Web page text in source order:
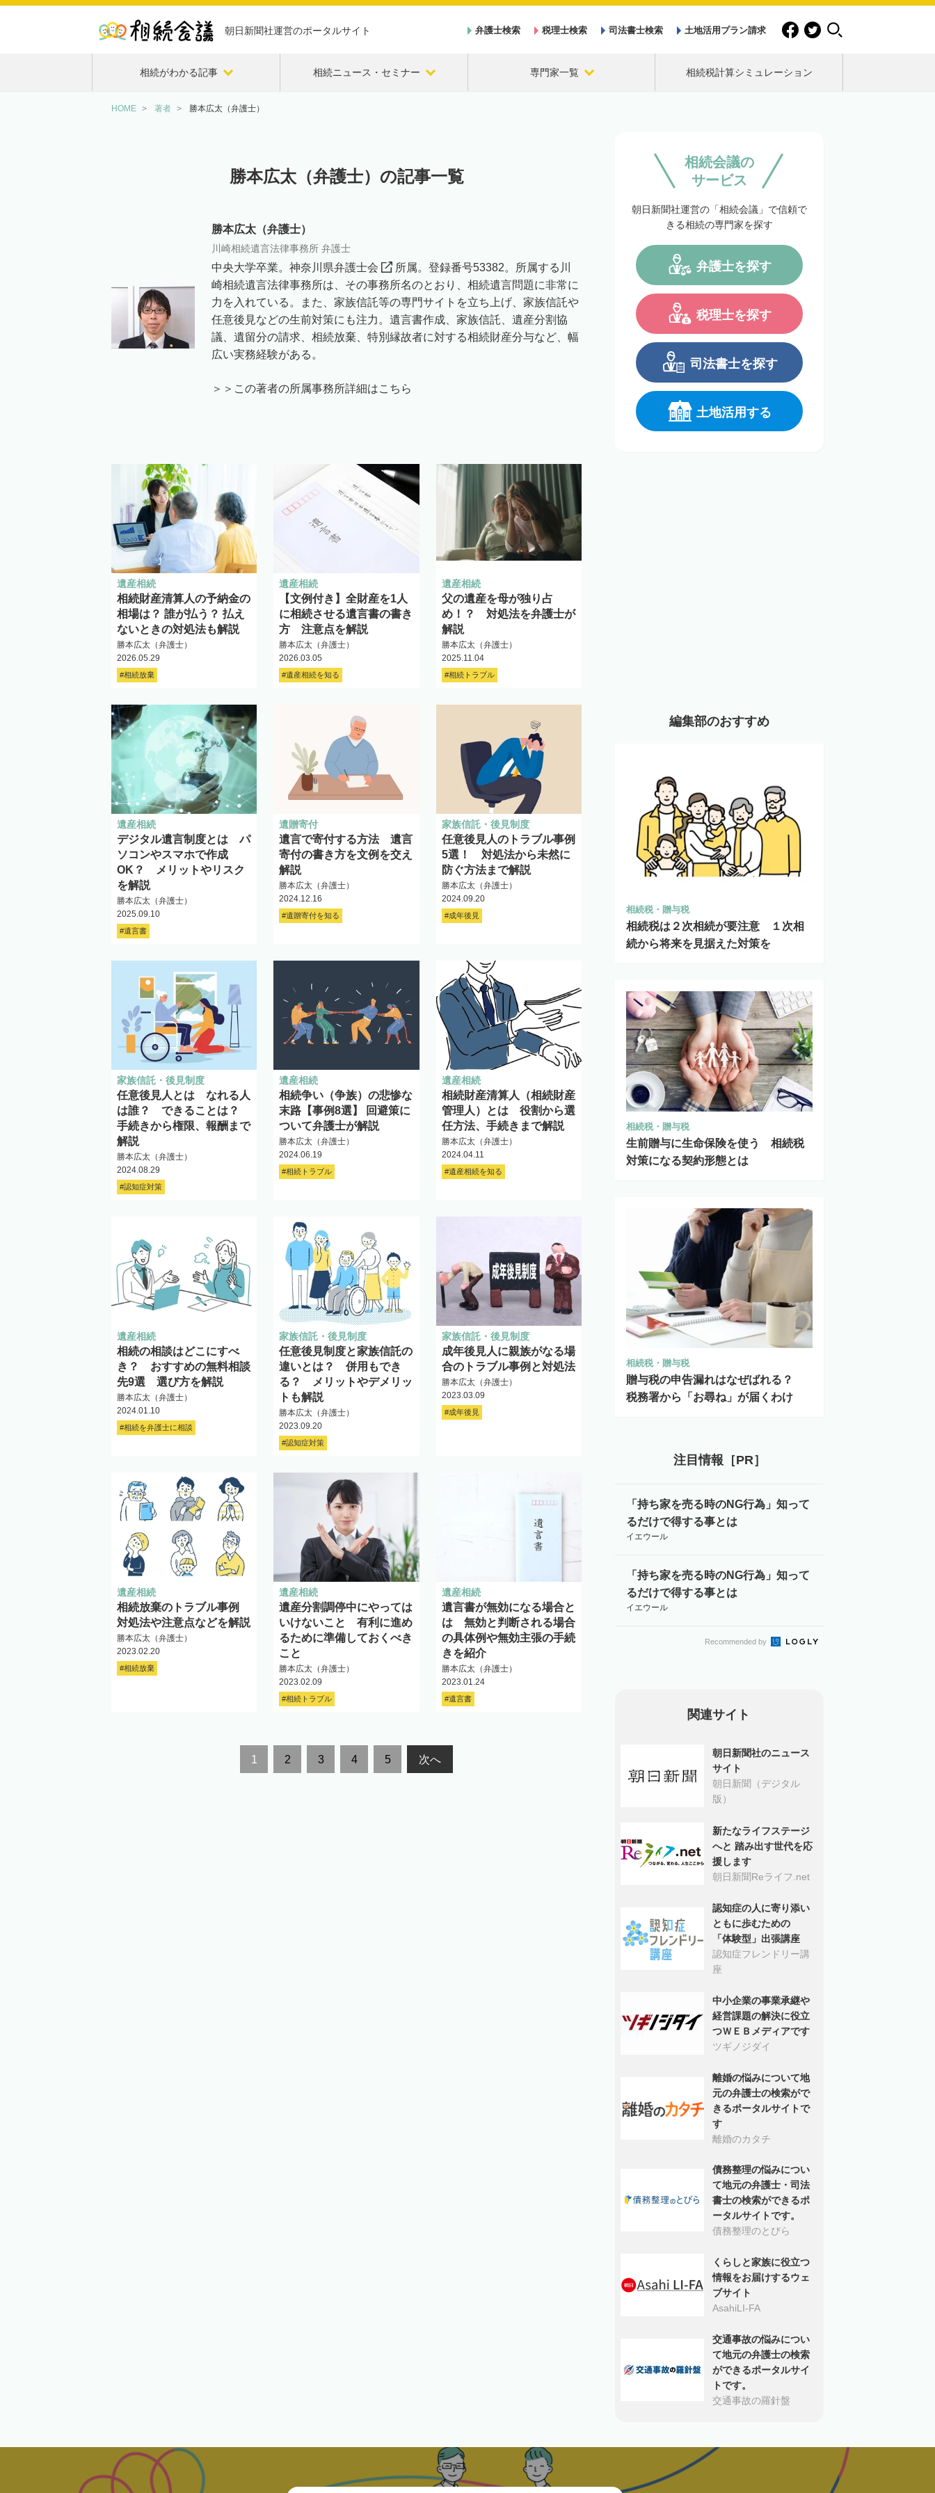
朝日新聞社運営のポータルサイト 弁護士検索 税理士検索 司法書士検索 土地活用プラン請求
相続がわかる記事 相続ニュース・セミナー 専門家一覧 相続税計算シミュレーション
HOME 著者 勝本広太（弁護士）
勝本広太（弁護士）の記事一覧
勝本広太（弁護士）
川崎相続遺言法律事務所 弁護士
中央大学卒業。 神奈川県弁護士会
所属。登録番号53382。所属する川
崎相続遺言法律事務所は、その事務所名のとおり、相続遺言問題に非常に
力を入れている。また、家族信託等の専門サイトを立ち上げ、家族信託や
任意後見などの生前対策にも注力。遺言書作成、家族信託、遺産分割協
議、遺留分の請求、相続放棄、特別縁故者に対する相続財産分与など、幅
広い実務経験がある。
＞＞この著者の所属事務所詳細はこちら
遺産相続
相続財産清算人の予納金の
相場は？ 誰が払う？ 払え
ないときの対処法も解説
勝本広太（弁護士）
2026.05.29
#相続放棄
遺産相続
【文例付き】全財産を1人
に相続させる遺言書の書き
方 注意点を解説
勝本広太（弁護士）
2026.03.05
#遺産相続を知る
遺産相続
父の遺産を母が独り占
め！？ 対処法を弁護士が
解説
勝本広太（弁護士）
2025.11.04
#相続トラブル
遺産相続
デジタル遺言制度とは パ
ソコンやスマホで作成
OK？ メリットやリスク
を解説
勝本広太（弁護士）
2025.09.10
#遺言書
遺贈寄付
遺言で寄付する方法 遺言
寄付の書き方を文例を交え
解説
勝本広太（弁護士）
2024.12.16
#遺贈寄付を知る
家族信託・後見制度
任意後見人のトラブル事例
5選！ 対処法から未然に
防ぐ方法まで解説
勝本広太（弁護士）
2024.09.20
#成年後見
家族信託・後見制度
任意後見人とは なれる人
は誰？ できることは？
手続きから権限、報酬まで
解説
勝本広太（弁護士）
2024.08.29
#認知症対策
遺産相続
相続争い（争族）の悲惨な
末路【事例8選】 回避策に
ついて弁護士が解説
勝本広太（弁護士）
2024.06.19
#相続トラブル
遺産相続
相続財産清算人（相続財産
管理人）とは 役割から選
任方法、手続きまで解説
勝本広太（弁護士）
2024.04.11
#遺産相続を知る
遺産相続
相続の相談はどこにすべ
き？ おすすめの無料相談
先9選 選び方を解説
勝本広太（弁護士）
2024.01.10
#相続を弁護士に相談
家族信託・後見制度
任意後見制度と家族信託の
違いとは？ 併用もでき
る？ メリットやデメリッ
トも解説
勝本広太（弁護士）
2023.09.20
#認知症対策
家族信託・後見制度
成年後見人に親族がなる場
合のトラブル事例と対処法
勝本広太（弁護士）
2023.03.09
#成年後見
遺産相続
相続放棄のトラブル事例
対処法や注意点などを解説
勝本広太（弁護士）
2023.02.20
#相続放棄
遺産相続
遺産分割調停中にやっては
いけないこと 有利に進め
るために準備しておくべき
こと
勝本広太（弁護士）
2023.02.09
#相続トラブル
遺産相続
遺言書が無効になる場合と
は 無効と判断される場合
の具体例や無効主張の手続
きを紹介
勝本広太（弁護士）
2023.01.24
#遺言書
1 2 3 4 5 次へ
相続会議の
サービス
朝日新聞社運営の「相続会議」で信頼で
きる相続の専門家を探す
弁護士を探す
税理士を探す
司法書士を探す
土地活用する
編集部のおすすめ
相続税・贈与税
相続税は２次相続が要注意 １次相
続から将来を見据えた対策を
相続税・贈与税
生前贈与に生命保険を使う 相続税
対策になる契約形態とは
相続税・贈与税
贈与税の申告漏れはなぜばれる？
税務署から「お尋ね」が届くわけ
注目情報［PR］
「持ち家を売る時のNG行為」知って
るだけで得する事とは
イエウール
「持ち家を売る時のNG行為」知って
るだけで得する事とは
イエウール
Recommended by
関連サイト
朝日新聞社のニュース
サイト
朝日新聞（デジタル
版）
新たなライフステージ
へと 踏み出す世代を応
援します
朝日新聞Reライフ.net
認知症の人に寄り添い
ともに歩むための
「体験型」出張講座
認知症フレンドリー講
座
中小企業の事業承継や
経営課題の解決に役立
つＷＥＢメディアです
ツギノジダイ
離婚の悩みについて地
元の弁護士の検索がで
きるポータルサイトで
す
離婚のカタチ
債務整理の悩みについ
て地元の弁護士・司法
書士の検索ができるポ
ータルサイトです。
債務整理のとびら
くらしと家族に役立つ
情報をお届けするウェ
ブサイト
AsahiLI-FA
交通事故の悩みについ
て地元の弁護士の検索
ができるポータルサイ
トです。
交通事故の羅針盤